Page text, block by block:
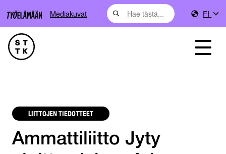
Mediakuvat FI
LIITTOJEN TIEDOTTEET
Ammattiliitto Jyty